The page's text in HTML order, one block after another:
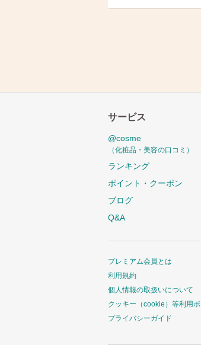
サービス
@cosme
（化粧品・美容の口コミ）
ランキング
ポイント・クーポン
ブログ
Q&A
プレミアム会員とは
利用規約
個人情報の取扱いについて
クッキー（cookie）等利用
プライバシーガイド